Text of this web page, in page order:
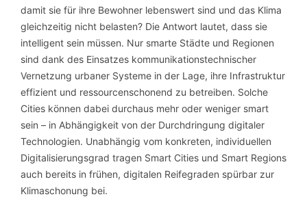
damit sie für ihre Bewohner lebenswert sind und das Klima
gleichzeitig nicht belasten? Die Antwort lautet, dass sie
intelligent sein müssen. Nur smarte Städte und Regionen
sind dank des Einsatzes kommunikationstechnischer
Vernetzung urbaner Systeme in der Lage, ihre Infrastruktur
effizient und ressourcenschonend zu betreiben. Solche
Cities können dabei durchaus mehr oder weniger smart
sein – in Abhängigkeit von der Durchdringung digitaler
Technologien. Unabhängig vom konkreten, individuellen
Digitalisierungsgrad tragen Smart Cities und Smart Regions
auch bereits in frühen, digitalen Reifegraden spürbar zur
Klimaschonung bei.